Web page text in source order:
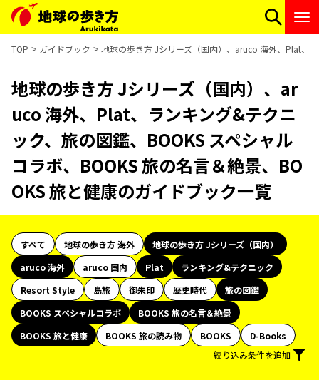
TOP ガイドブック 地球の歩き方 Jシリーズ（国内）、aruco 海外、Plat、
地球の歩き方 Jシリーズ（国内）、ar
uco 海外、Plat、ランキング&テクニ
ック、旅の図鑑、BOOKS スペシャル
コラボ、BOOKS 旅の名言＆絶景、BO
OKS 旅と健康のガイドブック一覧
すべて 地球の歩き方 海外
地球の歩き方 Jシリーズ（国内）
aruco 海外
aruco 国内 Plat
ランキング&テクニック
Resort Style
島旅 御朱印 歴史時代
旅の図鑑
BOOKS スペシャルコラボ
BOOKS 旅の名言＆絶景
BOOKS 旅と健康
BOOKS 旅の読み物 BOOKS
D-Books
絞り込み条件を追加